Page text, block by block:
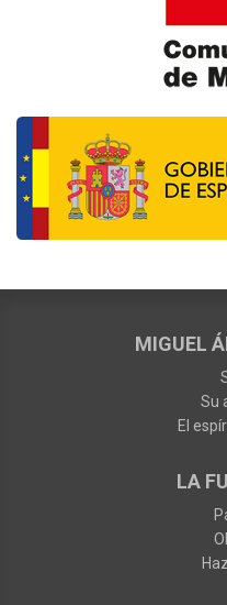
MIGUEL
Su
El
LA